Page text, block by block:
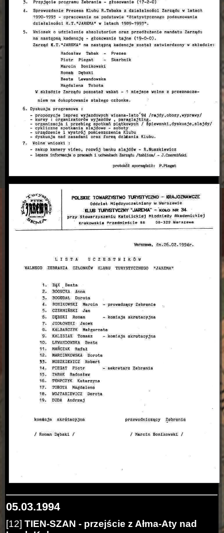
05.03.1994
[12]TIEN-SZAN - przejście z Ałma-Aty nad